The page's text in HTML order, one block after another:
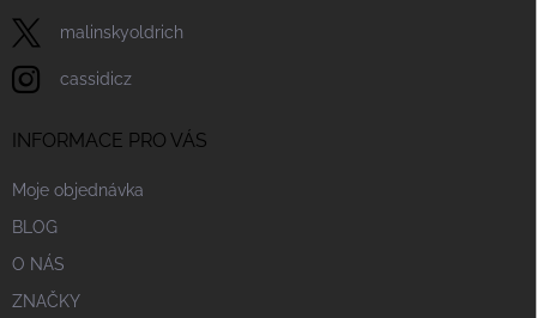
malinskyoldrich
cassidicz
INFORMACE PRO VÁS
Moje objednávka
BLOG
O NÁS
ZNAČKY